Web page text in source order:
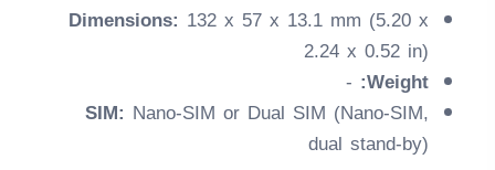
Dimensions: 132 x 57 x 13.1 mm (5.20 x
2.24 x 0.52 in)
Weight:
-
SIM: Nano-SIM or Dual SIM (Nano-SIM,
dual stand-by)